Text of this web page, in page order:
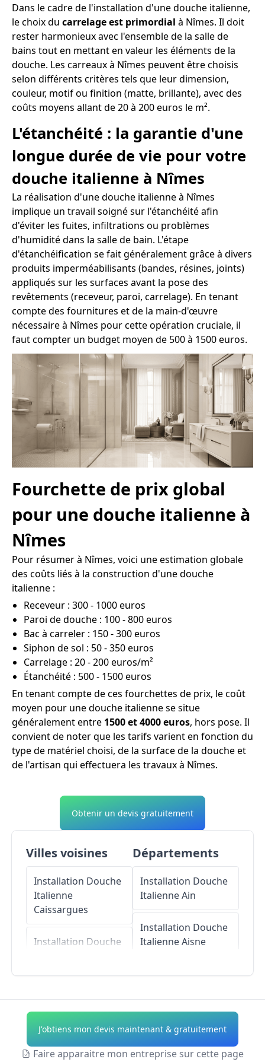
Dans le cadre de l'installation d'une douche italienne,
le choix du carrelage est primordial à Nîmes. Il doit
rester harmonieux avec l'ensemble de la salle de
bains tout en mettant en valeur les éléments de la
douche. Les carreaux à Nîmes peuvent être choisis
selon différents critères tels que leur dimension,
couleur, motif ou finition (matte, brillante), avec des
coûts moyens allant de 20 à 200 euros le m².
L'étanchéité : la garantie d'une
longue durée de vie pour votre
douche italienne à Nîmes
La réalisation d'une douche italienne à Nîmes
implique un travail soigné sur l'étanchéité afin
d'éviter les fuites, infiltrations ou problèmes
d'humidité dans la salle de bain. L'étape
d'étanchéification se fait généralement grâce à divers
produits imperméabilisants (bandes, résines, joints)
appliqués sur les surfaces avant la pose des
revêtements (receveur, paroi, carrelage). En tenant
compte des fournitures et de la main-d'œuvre
nécessaire à Nîmes pour cette opération cruciale, il
faut compter un budget moyen de 500 à 1500 euros.
Fourchette de prix global
pour une douche italienne à
Nîmes
Pour résumer à Nîmes, voici une estimation globale
des coûts liés à la construction d'une douche
italienne :
Receveur : 300 - 1000 euros
Paroi de douche : 100 - 800 euros
Bac à carreler : 150 - 300 euros
Siphon de sol : 50 - 350 euros
Carrelage : 20 - 200 euros/m²
Étanchéité : 500 - 1500 euros
En tenant compte de ces fourchettes de prix, le coût
moyen pour une douche italienne se situe
généralement entre 1500 et 4000 euros, hors pose. Il
convient de noter que les tarifs varient en fonction du
type de matériel choisi, de la surface de la douche et
de l'artisan qui effectuera les travaux à Nîmes.
Obtenir un devis gratuitement
Villes voisines
Installation Douche
Italienne
Caissargues
Installation Douche
ItalienneMilhaud
Installation Douche
ItalienneCaveirac
Départements
Installation Douche
ItalienneAin
Installation Douche
ItalienneAisne
Installation Douche
Italienne Alpes-de-
Haute-Provence
J'obtiens mon devis maintenant & gratuitement
Faire apparaitre mon entreprise sur cette page